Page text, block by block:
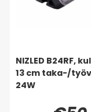
NIZLED B24RF,
13 cm taka-/
24W